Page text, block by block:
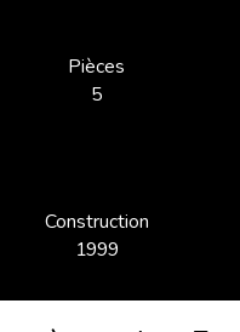
Pièces
5
Construction
1999